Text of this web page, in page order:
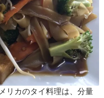
リカのタイ料理は、分量